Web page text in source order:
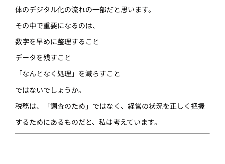
体のデジタル化の流れの一部だと思います。
その中で重要になるのは、
数字を早めに整理すること
データを残すこと
「なんとなく処理」を減らすこと
ではないでしょうか。
税務は、「調査のため」ではなく、経営の状況を正しく把握
するためにあるものだと、私は考えています。